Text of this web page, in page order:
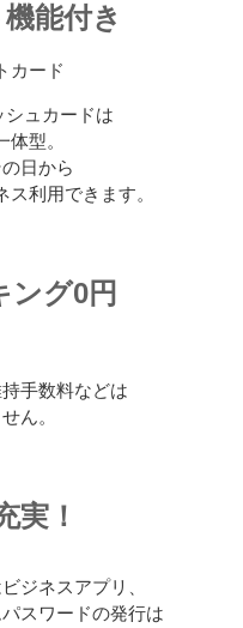
能付き
シュカードは
型。
日から
利用できます。
ング0円
手数料などは
ん。
実！
ジネスアプリ、
スワードの発行は